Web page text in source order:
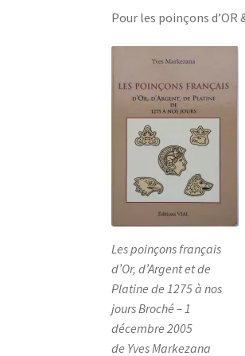
Pour les poinçons d’OR
Les poinçons français
d’Or, d’Argent et de
Platine de 1275 à nos
jours Broché – 1
décembre 2005
de Yves Markezana